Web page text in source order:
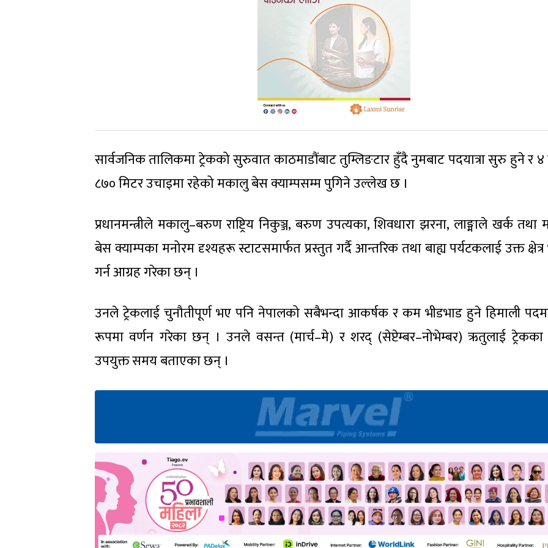
सार्वजनिक तालिकमा ट्रेकको सुरुवात काठमाडौंबाट तुम्लिङटार हुँदै नुमबाट पदयात्रा सुरु हुने र
८७० मिटर उचाइमा रहेको मकालु बेस क्याम्पसम्म पुगिने उल्लेख छ ।
प्रधानमन्त्रीले मकालु–बरुण राष्ट्रिय निकुञ्ज, बरुण उपत्यका, शिवधारा झरना, लाङ्माले खर्क
बेस क्याम्पका मनोरम दृश्यहरू स्टाटसमार्फत प्रस्तुत गर्दै आन्तरिक तथा बाह्य पर्यटकलाई उक्त
गर्न आग्रह गरेका छन् ।
उनले ट्रेकलाई चुनौतीपूर्ण भए पनि नेपालको सबैभन्दा आकर्षक र कम भीडभाड हुने हिमाली
रूपमा वर्णन गरेका छन् । उनले वसन्त (मार्च–मे) र शरद् (सेप्टेम्बर–नोभेम्बर) ऋतुलाई ट्रेकका
उपयुक्त समय बताएका छन् ।